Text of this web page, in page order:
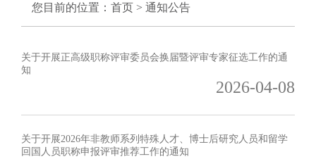
您目前的位置： 首页 > 通知公告
关于开展正高级职称评审委员会换届暨评审专家征选工作的通
知
2026-04-08
关于开展2026年非教师系列特殊人才、博士后研究人员和留学
回国人员职称申报评审推荐工作的通知